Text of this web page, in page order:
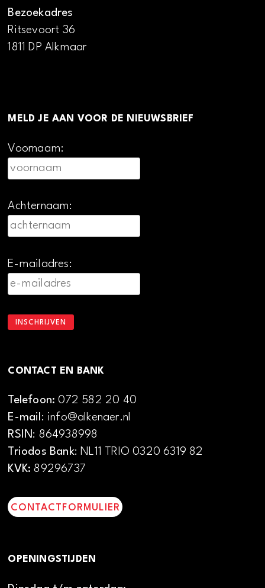
Bezoekadres
Ritsevoort 36
1811 DP Alkmaar
MELD JE AAN VOOR DE NIEUWSBRIEF
Voornaam:
Achternaam:
E-mailadres:
CONTACT EN BANK
Telefoon:072 582 20 40
E-mail: info@alkenaer.nl
RSIN: 864938998
Triodos Bank: NL11 TRIO 0320 6319 82
KVK: 89296737
CONTACTFORMULIER
OPENINGSTIJDEN